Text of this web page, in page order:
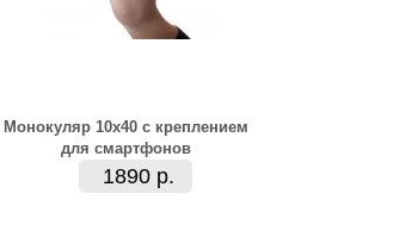
Монокуляр 10x40 с креплением
для смартфонов
1890 р.